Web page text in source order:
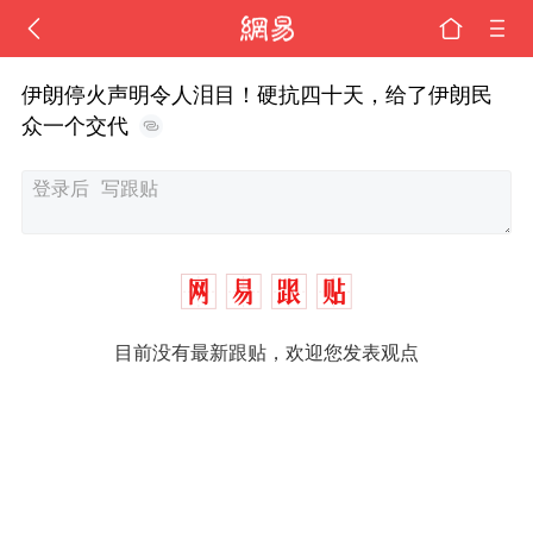
伊朗停火声明令人泪目！硬抗四十天，给了伊朗民
众一个交代
目前没有最新跟贴，欢迎您发表观点